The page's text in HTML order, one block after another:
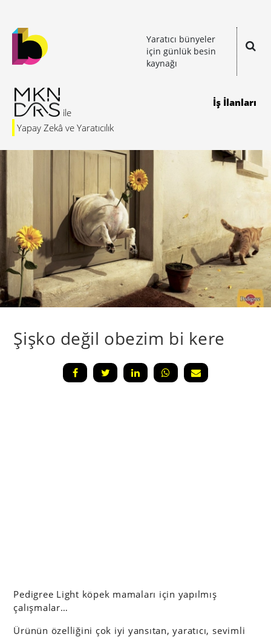
Yaratıcı bünyeler
için günlük besin
kaynağı
Yapay Zekâ ve Yaratıcılık
İş İlanları
Şişko değil obezim bi kere
Pedigree Light köpek mamaları için yapılmış
çalışmalar…
Ürünün özelliğini çok iyi yansıtan, yaratıcı, sevimli